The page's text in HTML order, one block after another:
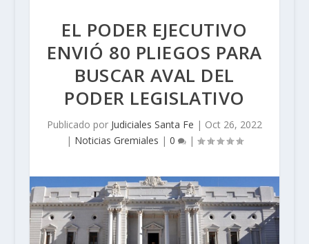
EL PODER EJECUTIVO
ENVIÓ 80 PLIEGOS PARA
BUSCAR AVAL DEL
PODER LEGISLATIVO
Publicado por Judiciales Santa Fe | Oct 26, 2022
| Noticias Gremiales | 0 |